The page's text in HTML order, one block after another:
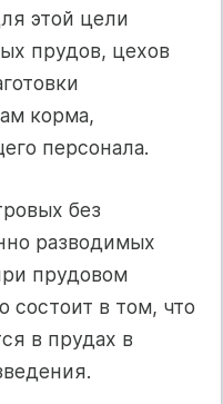
этой цели
прудов, цехов
корма,
персонала.
без
разводимых
прудовом
состоит в том, что
в прудах в